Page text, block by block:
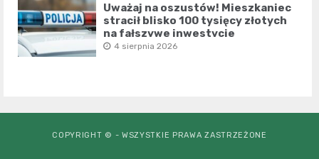
Uważaj na oszustów! Mieszkaniec
stracił blisko 100 tysięcy złotych
na fałszywe inwestycje
4 sierpnia 2026
COPYRIGHT © - WSZYSTKIE PRAWA ZASTRZEŻONE